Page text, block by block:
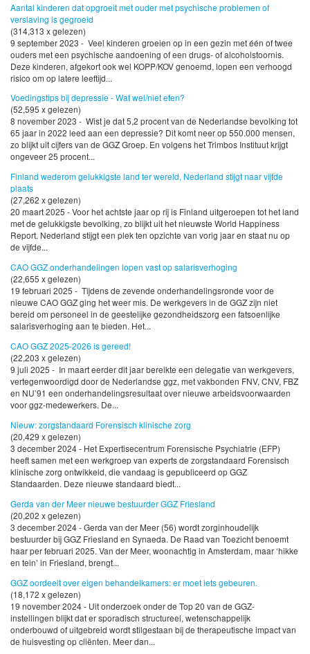
Aantal kinderen dat opgroeit met ouder met psychische problemen of
verslaving is gegroeid
(314,313 x gelezen)
9 september 2023 - Veel kinderen groeien op in een gezin met één of twee
ouders met een psychische aandoening of een drugs- of alcoholstoornis.
Deze kinderen, afgekort ook wel KOPP/KOV genoemd, lopen een verhoogd
risico om op latere leeftijd...
Voedingstips bij depressie - Wat wel/niet eten?
(52,595 x gelezen)
8 november 2023 - Wist je dat 5,2 procent van de Nederlandse bevolking tot
65 jaar in 2022 leed aan een depressie? Dit komt neer op 550.000 mensen,
zo blijkt uit cijfers van de GGZ Groep. En volgens het Trimbos Instituut krijgt
ongeveer 25 procent...
Finland wederom gelukkigste land ter wereld, Nederland stijgt naar vijfde
plaats
(27,262 x gelezen)
20 maart 2025 - Voor het achtste jaar op rij is Finland uitgeroepen tot het land
met de gelukkigste bevolking, zo blijkt uit het nieuwste World Happiness
Report. Nederland stijgt een plek ten opzichte van vorig jaar en staat nu op
de vijfde...
CAO GGZ onderhandelingen lopen vast op salarisverhoging
(22,655 x gelezen)
19 februari 2025 - Tijdens de zevende onderhandelingsronde voor de
nieuwe CAO GGZ ging het weer mis. De werkgevers in de GGZ zijn niet
bereid om personeel in de geestelijke gezondheidszorg een fatsoenlijke
salarisverhoging aan te bieden. Het...
CAO GGZ 2025-2026 is gereed!
(22,203 x gelezen)
9 juli 2025 - In maart eerder dit jaar bereikte een delegatie van werkgevers,
vertegenwoordigd door de Nederlandse ggz, met vakbonden FNV, CNV, FBZ
en NU’91 een onderhandelingsresultaat over nieuwe arbeidsvoorwaarden
voor ggz-medewerkers. De...
Nieuw: zorgstandaard Forensisch klinische zorg
(20,429 x gelezen)
3 december 2024 - Het Expertisecentrum Forensische Psychiatrie (EFP)
heeft samen met een werkgroep van experts de zorgstandaard Forensisch
klinische zorg ontwikkeld, die vandaag is gepubliceerd op GGZ
Standaarden. Deze nieuwe standaard biedt...
Gerda van der Meer nieuwe bestuurder GGZ Friesland
(20,202 x gelezen)
3 december 2024 - Gerda van der Meer (56) wordt zorginhoudelijk
bestuurder bij GGZ Friesland en Synaeda. De Raad van Toezicht benoemt
haar per februari 2025. Van der Meer, woonachtig in Amsterdam, maar ‘hikke
en tein’ in Friesland, brengt...
GGZ oordeelt over eigen behandelkamers: er moet iets gebeuren.
(18,172 x gelezen)
19 november 2024 - Uit onderzoek onder de Top 20 van de GGZ-
instellingen blijkt dat er sporadisch structureel, wetenschappelijk
onderbouwd of uitgebreid wordt stilgestaan bij de therapeutische impact van
de huisvesting op cliënten. Meer dan...